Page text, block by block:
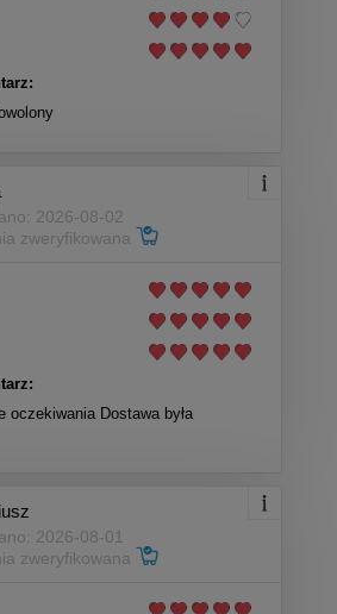
2026-08-02
zweryfikowana
oczekiwania Dostawa była
2026-08-01
zweryfikowana